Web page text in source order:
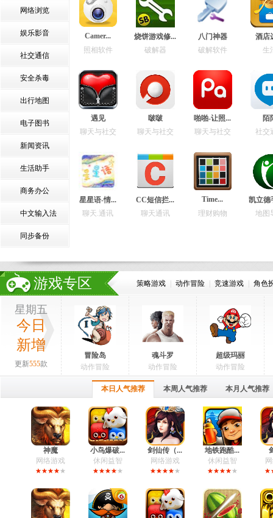
网络浏览
娱乐影音
社交通信
安全杀毒
出行地图
电子图书
新闻资讯
生活助手
商务办公
中文输入法
同步备份
Camer...
照相软件
烧饼游戏修...
破解器
八门神器
破解软件
酒店
生
遇见
聊天与社交
啵啵
聊天与社交
啪啪-让照...
聊天与社交
陌
社交
星星语-情...
聊天.通讯
CC短信拦...
聊天通讯
Time...
理财购物
凯立德
地图
游戏专区 策略游戏 动作冒险 竞速游戏 角色
星期五
今日
新增
更新555款
冒险岛
动作冒险
魂斗罗
动作冒险
超级玛丽
动作冒险
本日人气推荐 本周人气推荐 本月人气推荐
神魔
网络游戏
小鸟爆破...
休闲益智
剑仙传（...
网络游戏
地铁跑酷...
休闲益智